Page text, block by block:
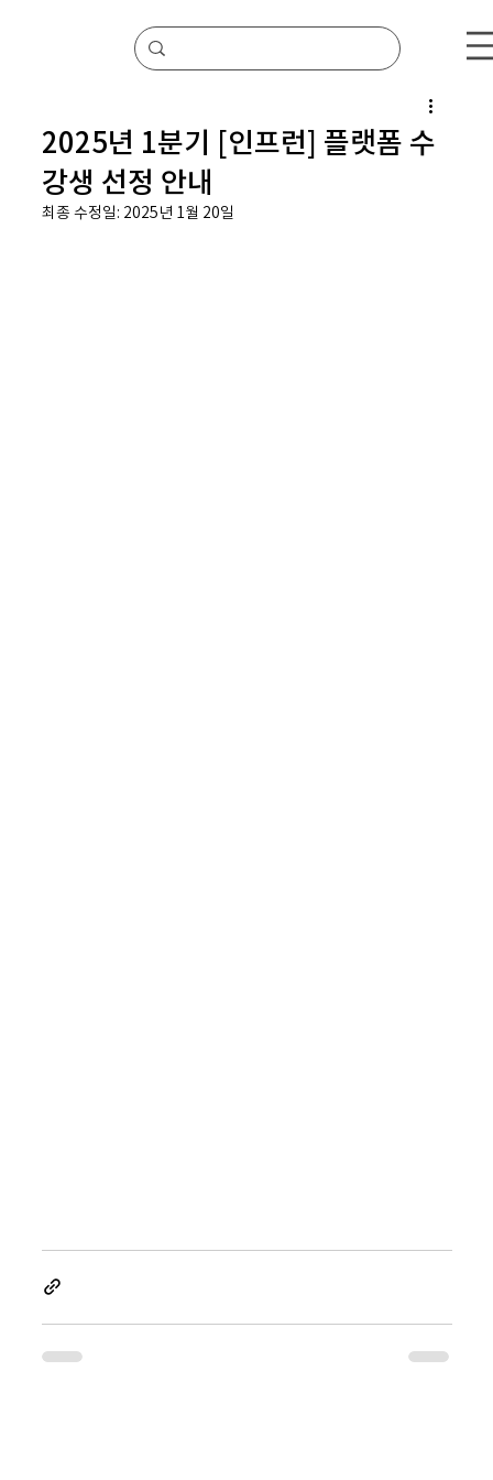
2025년 1분기 [인프런] 플랫폼 수
강생 선정 안내
최종 수정일: 2025년 1월 20일